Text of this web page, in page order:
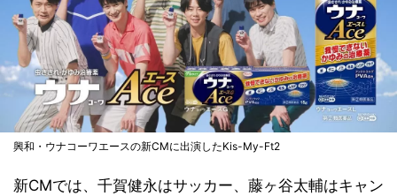
興和・ウナコーワエースの新CMに出演したKis-My-Ft2
新CMでは、千賀健永はサッカー、藤ヶ谷太輔はキャン